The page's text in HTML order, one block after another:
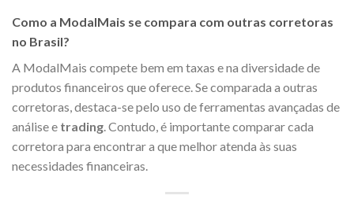
Como a ModalMais se compara com outras corretoras
no Brasil?
A ModalMais compete bem em taxas e na diversidade de
produtos financeiros que oferece. Se comparada a outras
corretoras, destaca-se pelo uso de ferramentas avançadas de
análise e trading. Contudo, é importante comparar cada
corretora para encontrar a que melhor atenda às suas
necessidades financeiras.